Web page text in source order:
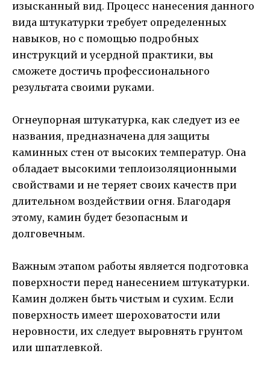
изысканный вид. Процесс нанесения данного
вида штукатурки требует определенных
навыков, но с помощью подробных
инструкций и усердной практики, вы
сможете достичь профессионального
результата своими руками.
Огнеупорная штукатурка, как следует из ее
названия, предназначена для защиты
каминных стен от высоких температур. Она
обладает высокими теплоизоляционными
свойствами и не теряет своих качеств при
длительном воздействии огня. Благодаря
этому, камин будет безопасным и
долговечным.
Важным этапом работы является подготовка
поверхности перед нанесением штукатурки.
Камин должен быть чистым и сухим. Если
поверхность имеет шероховатости или
неровности, их следует выровнять грунтом
или шпатлевкой.